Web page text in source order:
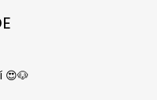
5 z 5 hvězdiček.
😍🐶